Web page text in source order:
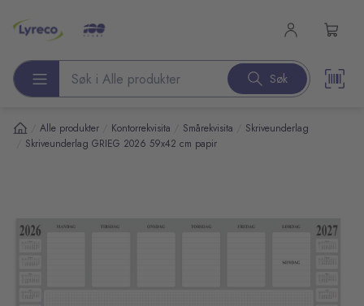
Søk etter produkter Søk
Alle produkter Kontorrekvisita Smårekvisita Skriveunderlag
Skriveunderlag GRIEG 2026 59x42 cm papir